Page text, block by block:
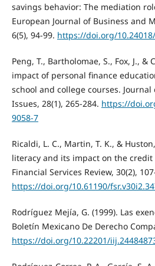
savings behavior: The mediation
European Journal of Business and
6(5), 94-99. https://doi.org/
Peng, T., Bartholomae, S., Fox, J., &
impact of personal finance
school and college courses. Journal
Issues, 28(1), 265-284. https://
9058-7
Ricaldi, L. C., Martin, T. K., &
literacy and its impact on the
Financial Services Review, 30(2),
https://doi.org/10.61190/
Rodríguez Mejía, G. (1999). Las
Boletín Mexicano De Derecho
https://doi.org/10.22201/